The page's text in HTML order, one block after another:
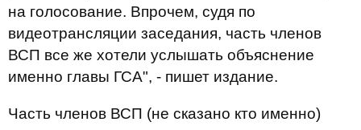
на голосование. Впрочем, судя по
видеотрансляции заседания, часть членов
ВСП все же хотели услышать объяснение
именно главы ГСА", - пишет издание.
Часть членов ВСП (не сказано кто именно)